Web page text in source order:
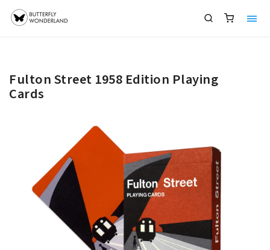
Fulton Street 1958 Edition Playing
Cards